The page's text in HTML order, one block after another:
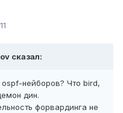
сказал:
нейборов? Что bird,
дин.
форвардинга не